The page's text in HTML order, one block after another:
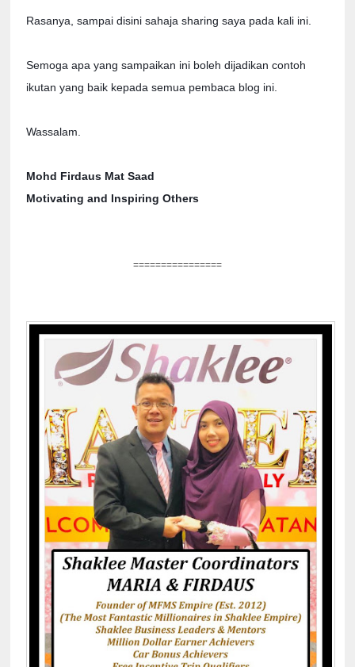
Rasanya, sampai disini sahaja sharing saya pada kali ini.
Semoga apa yang sampaikan ini boleh dijadikan contoh
ikutan yang baik kepada semua pembaca blog ini.
Wassalam.
Mohd Firdaus Mat Saad
Motivating and Inspiring Others
================